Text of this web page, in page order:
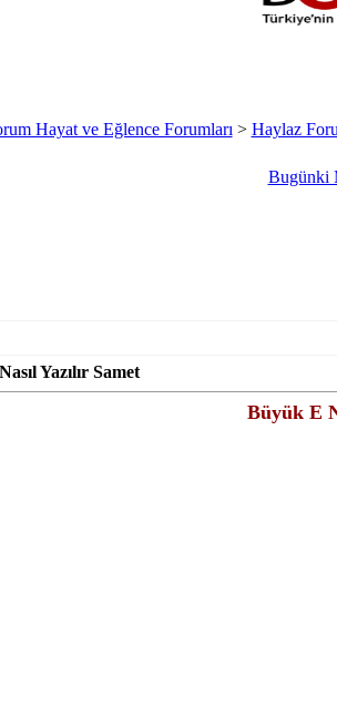
Hayat ve Eğlence Forumları > Haylaz
Bugünki
Yazılır Samet
Büyük E